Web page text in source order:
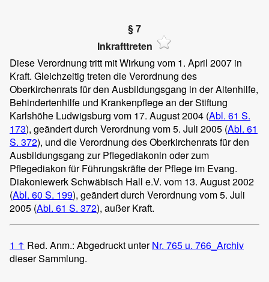
§ 7
Inkrafttreten
Diese Verordnung tritt mit Wirkung vom 1. April 2007 in
Kraft. Gleichzeitig treten die Verordnung des
Oberkirchenrats für den Ausbildungsgang in der Altenhilfe,
Behindertenhilfe und Krankenpflege an der Stiftung
Karlshöhe Ludwigsburg vom 17. August 2004 (Abl. 61 S.
173), geändert durch Verordnung vom 5. Juli 2005 (Abl. 61
S. 372), und die Verordnung des Oberkirchenrats für den
Ausbildungsgang zur Pflegediakonin oder zum
Pflegediakon für Führungskräfte der Pflege im Evang.
Diakoniewerk Schwäbisch Hall e.V. vom 13. August 2002
(Abl. 60 S. 199), geändert durch Verordnung vom 5. Juli
2005 (Abl. 61 S. 372), außer Kraft.
1 ↑ Red. Anm.: Abgedruckt unterNr. 765 u. 766_Archiv
dieser Sammlung.